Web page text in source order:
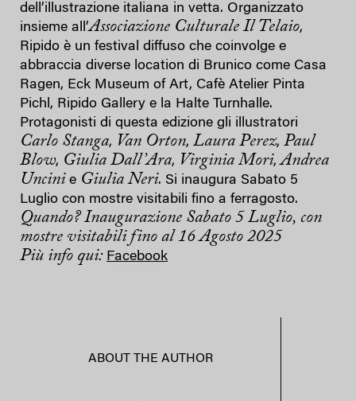
dell’illustrazione italiana in vetta. Organizzato
insieme all’Associazione Culturale Il Telaio,
Ripido è un festival diffuso che coinvolge e
abbraccia diverse location di Brunico come Casa
Ragen, Eck Museum of Art, Cafè Atelier Pinta
Pichl, Ripido Gallery e la Halte Turnhalle.
Protagonisti di questa edizione gli illustratori
Carlo Stanga, Van Orton, Laura Perez, Paul
Blow, Giulia Dall’Ara, Virginia Mori,Andrea
Uncini e Giulia Neri. Si inaugura Sabato 5
Luglio con mostre visitabili fino a ferragosto.
Quando? Inaugurazione Sabato 5 Luglio, con
mostre visitabili fino al 16 Agosto 2025
Più info qui: Facebook
ABOUT THE AUTHOR